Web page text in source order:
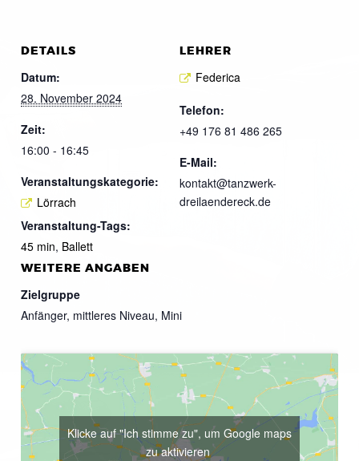
DETAILS
Datum:
28. November 2024
Zeit:
16:00 - 16:45
Veranstaltungskategorie:
Lörrach
Veranstaltung-Tags:
45 min, Ballett
LEHRER
Federica
Telefon:
+49 176 81 486 265
E-Mail:
kontakt@tanzwerk-
dreilaendereck.de
WEITERE ANGABEN
Zielgruppe
Anfänger, mittleres Niveau, Mini
Klicke auf "Ich stimme zu", um Google maps
zu aktivieren